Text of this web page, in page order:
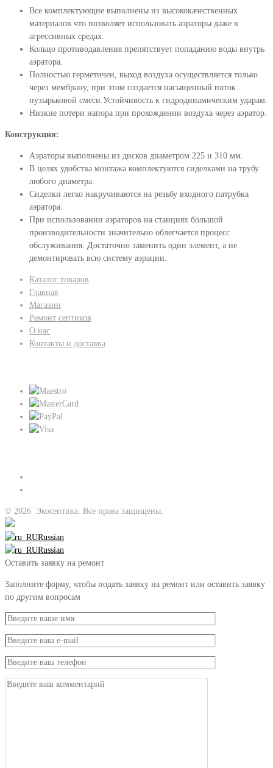
Все комплектующие выполнены из высококачественных
материалов что позволяет использовать аэраторы даже в
агрессивных средах.
Кольцо противодавления препятствует попаданию воды внутрь
аэратора.
Полностью герметичен, выход воздуха осуществляется только
через мембрану, при этом создается насыщенный поток
пузырьковой смеси.Устойчивость к гидродинамическим ударам.
Низкие потери напора при прохождении воздуха через аэратор.
Конструкция:
Аэраторы выполнены из дисков диаметром 225 и 310 мм.
В целях удобства монтажа комплектуются сиделками на трубу
любого диаметра.
Сиделки легко накручиваются на резьбу входного патрубка
аэратора.
При использовании аэраторов на станциях большой
производительности значительно облегчается процесс
обслуживания. Достаточно заменить один элемент, а не
демонтировать всю систему аэрации.
Каталог товаров
Главная
Магазин
Ремонт септиков
О нас
Контакты и доставка
© 2026 Экосептика. Все права защищены.
Russian
Russian
Оставить заявку на ремонт
Заполните форму, чтобы подать заявку на ремонт или оставить заявку
по другим вопросам